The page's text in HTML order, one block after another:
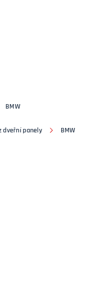
BMW
dveřní panely BMW